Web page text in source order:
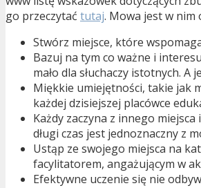
go przeczytać tutaj. Mowa jest w nim
Stwórz miejsce, które
Bazuj na tym co ważne i
mało dla słuchaczy istotnych.
Miękkie umiejętności, takie jak
każdej dzisiejszej placówce
Każdy zaczyna z innego
długi czas jest jednoznaczny z
Ustąp ze swojego miejsca na
facylitatorem, angażującym w
Efektywne uczenie się nie